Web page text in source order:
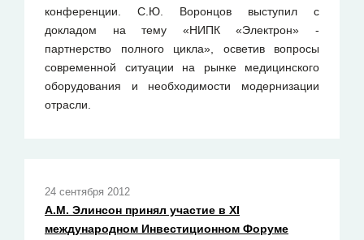
конференции. С.Ю. Воронцов выступил с
докладом на тему «НИПК «Электрон» -
партнерство полного цикла», осветив вопросы
современной ситуации на рынке медицинского
оборудования и необходимости модернизации
отрасли.
24 сентября 2012
А.М. Элинсон принял участие в XI
международном Инвестиционном Форуме